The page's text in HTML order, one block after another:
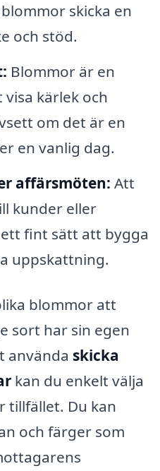
skicka en
och stöd.
Blommor är en
kärlek och
om det är en
en vanlig dag.
affärsmöten: Att
kunder eller
fint sätt att bygga
uppskattning.
blommor att
sort har sin egen
använda skicka
kan du enkelt välja
tillfället. Du kan
och färger som